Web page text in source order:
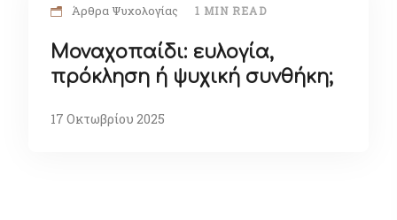
Άρθρα Ψυχολογίας 1 MIN READ
Μοναχοπαίδι: ευλογία,
πρόκληση ή ψυχική συνθήκη;
17 Οκτωβρίου 2025